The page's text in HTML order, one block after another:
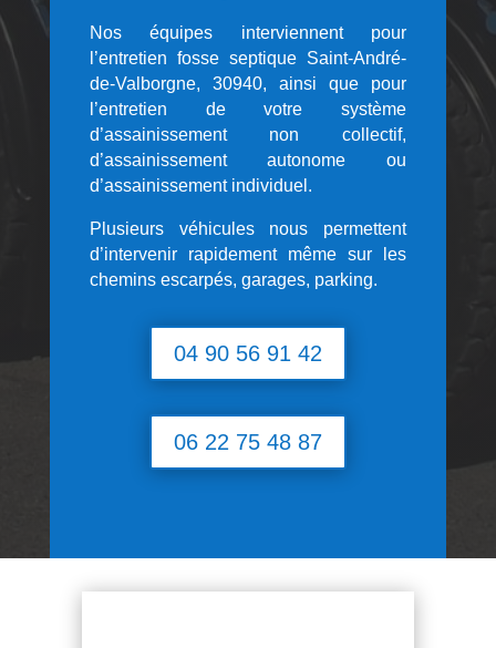
Nos équipes interviennent pour
l’entretien fosse septique Saint-André-
de-Valborgne, 30940, ainsi que pour
l’entretien de votre système
d’assainissement non collectif,
d’assainissement autonome ou
d’assainissement individuel.
Plusieurs véhicules nous permettent
d’intervenir rapidement même sur les
chemins escarpés, garages, parking.
04 90 56 91 42
06 22 75 48 87